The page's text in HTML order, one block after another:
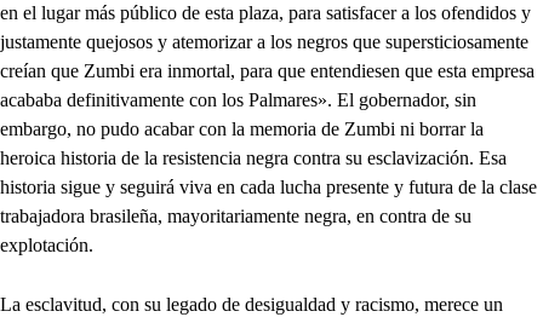
en el lugar más público de esta plaza, para satisfacer a los ofendidos y
justamente quejosos y atemorizar a los negros que supersticiosamente
creían que Zumbi era inmortal, para que entendiesen que esta empresa
acababa definitivamente con los Palmares». El gobernador, sin
embargo, no pudo acabar con la memoria de Zumbi ni borrar la
heroica historia de la resistencia negra contra su esclavización. Esa
historia sigue y seguirá viva en cada lucha presente y futura de la clase
trabajadora brasileña, mayoritariamente negra, en contra de su
explotación.
La esclavitud, con su legado de desigualdad y racismo, merece un